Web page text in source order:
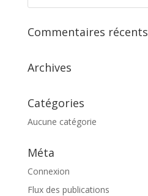
Commentaires récents
Archives
Catégories
Aucune catégorie
Méta
Connexion
Flux des publications